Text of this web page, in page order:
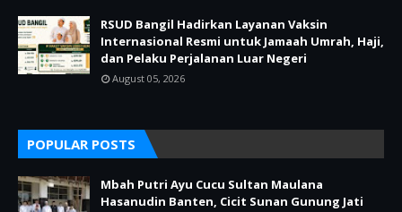
RSUD Bangil Hadirkan Layanan Vaksin
Internasional Resmi untuk Jamaah Umrah, Haji,
dan Pelaku Perjalanan Luar Negeri
August 05, 2026
POPULAR POSTS
Mbah Putri Ayu Cucu Sultan Maulana
Hasanudin Banten, Cicit Sunan Gunung Jati